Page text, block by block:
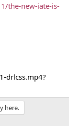
the-new-iate-is-
drlcss.mp4?
here.